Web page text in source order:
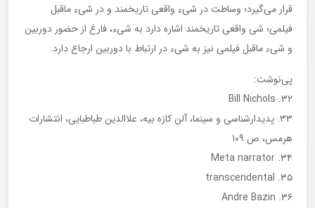
قرار می‌گیرد؛ وساطت در شیء واقعی تاریخمند و در شیء ماقبل
فیلمی؛ شی واقعی تاریخمند اشاره دارد به شیء، فارغ از حضور دوربین
و شیء ماقبل فیلمی نیز به شیء در ارتباط با دوربین ارجاع دارد.
پی‌نوشت:
۳۲. Bill Nichols
۳۳. پدیدار‌شناسی و سینما، آلن کازه بیه، علاالدین طباطبایی، انتشارات
هرمس، ص ۱۰۹
۳۴. Meta narrator
transcendental .۳۵
Andre Bazin .۳۶